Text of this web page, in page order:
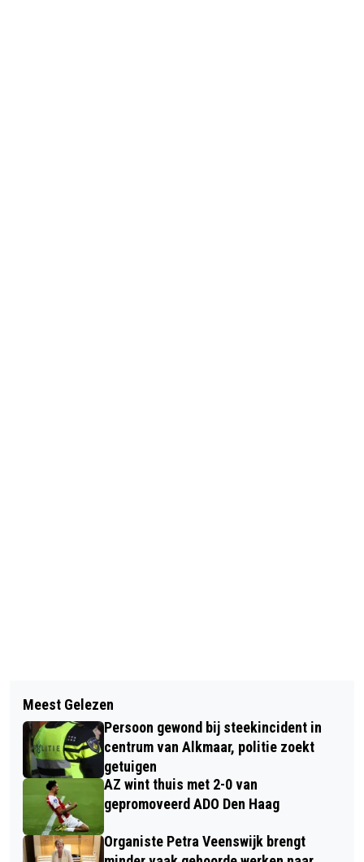
MAANDAG 4 MAART INSCHRIJVING
VOOR KAESKOPPENSTAD-
FIGURANTEN GEOPEND!
JUBILEUMJAAR KEUKENHOF VAN
START MET UITGIFTE POSTZEGELVEL
‘KEUKENHOF 75 JAAR’
Meest Gelezen
Persoon gewond bij steekincident in
centrum van Alkmaar, politie zoekt
getuigen
AZ wint thuis met 2-0 van
gepromoveerd ADO Den Haag
Organiste Petra Veenswijk brengt